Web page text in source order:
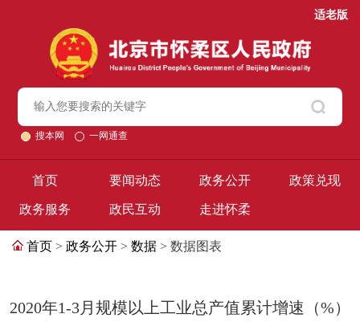
适老版
搜本网 一网通查
首页 要闻动态 政务公开 政策兑现
政务服务 政民互动 走进怀柔
首页 > 政务公开 > 数据 > 数据图表
2020年1-3月规模以上工业总产值累计增速（%）